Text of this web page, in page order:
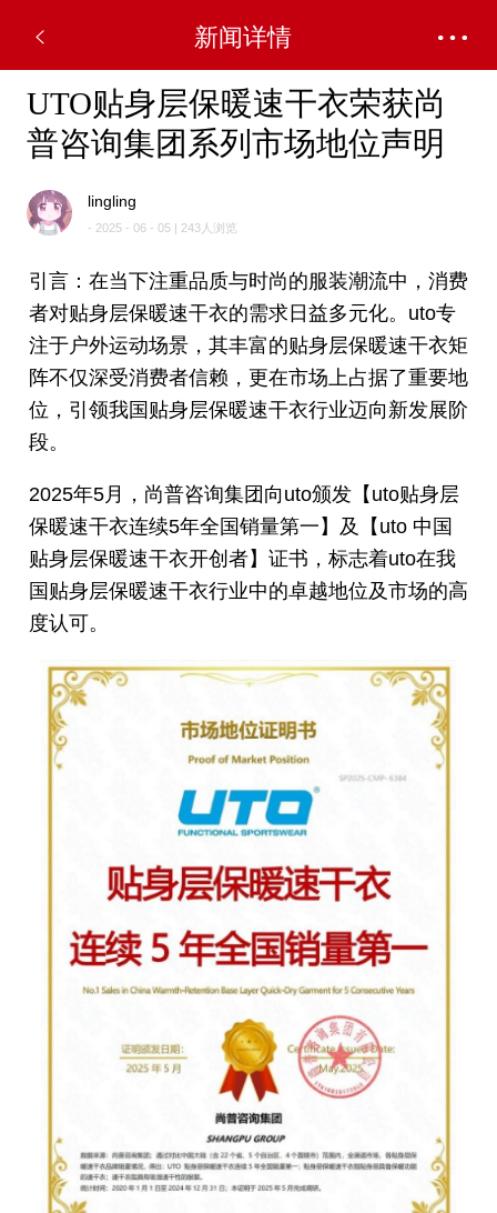
新闻详情
UTO贴身层保暖速干衣荣获尚
普咨询集团系列市场地位声明
lingling
- 2025 - 06 - 05 | 243人浏览
引言：在当下注重品质与时尚的服装潮流中，消费
者对贴身层保暖速干衣的需求日益多元化。uto专
注于户外运动场景，其丰富的贴身层保暖速干衣矩
阵不仅深受消费者信赖，更在市场上占据了重要地
位，引领我国贴身层保暖速干衣行业迈向新发展阶
段。
2025年5月，尚普咨询集团向uto颁发【uto贴身层
保暖速干衣连续5年全国销量第一】及【uto 中国
贴身层保暖速干衣开创者】证书，标志着uto在我
国贴身层保暖速干衣行业中的卓越地位及市场的高
度认可。